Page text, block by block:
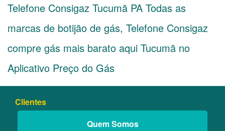
Telefone Consigaz Tucumã PA Todas as
marcas de botijão de gás, Telefone Consigaz
compre gás mais barato aqui Tucumã no
Aplicativo Preço do Gás
Clientes
Quem Somos